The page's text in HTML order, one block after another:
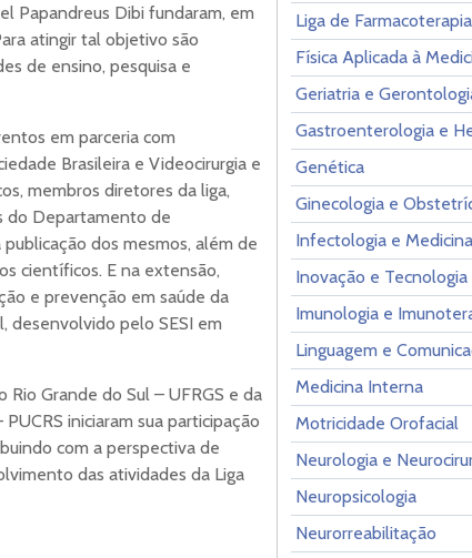
Papandreus Dibi fundaram, em
atingir tal objetivo são
de ensino, pesquisa e
em parceria com
Brasileira e Videocirurgia e
membros diretores da liga,
do Departamento de
dos mesmos, além de
científicos. E na extensão,
e prevenção em saúde da
desenvolvido pelo SESI em
Grande do Sul – UFRGS e da
iniciaram sua participação
com a perspectiva de
das atividades da Liga
Liga de Farmacoterapia
Física Aplicada à
Geriatria e
Gastroenterologia e
Genética
Ginecologia e
Infectologia e
Inovação e Tecnologia
Imunologia e
Linguagem e
Medicina Interna
Motricidade Orofacial
Neurologia e
Neuropsicologia
Neurorreabilitação